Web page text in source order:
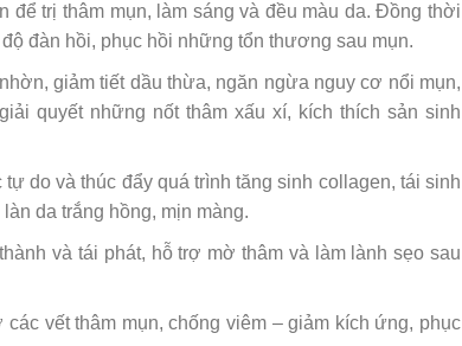
để trị thâm mụn, làm sáng và đều màu da. Đồng thời
đàn hồi, phục hồi những tổn thương sau mụn.
giảm tiết dầu thừa, ngăn ngừa nguy cơ nổi mụn,
quyết những nốt thâm xấu xí, kích thích sản sinh
do và thúc đẩy quá trình tăng sinh collagen, tái sinh
da trắng hồng, mịn màng.
và tái phát, hỗ trợ mờ thâm và làm lành sẹo sau
vết thâm mụn, chống viêm – giảm kích ứng, phục